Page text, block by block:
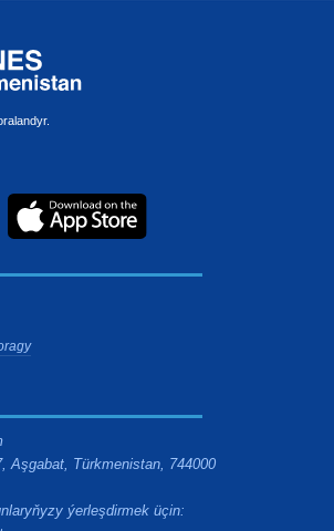
Aşgabat, Türkmenistan, 744000
ýerleşdirmek üçin: